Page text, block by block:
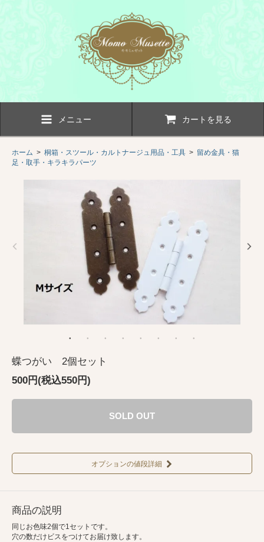
メニュー カートを見る
ホーム > 桐箱・スツール・カルトナージュ用品・工具 > 留め金具・猫
足・取手・キラキラパーツ
蝶つがい 2個セット
500円(税込550円)
SOLD OUT
オプションの値段詳細
商品の説明
同じお色味2個で1セットです。
穴の数だけビスをつけてお届け致します。